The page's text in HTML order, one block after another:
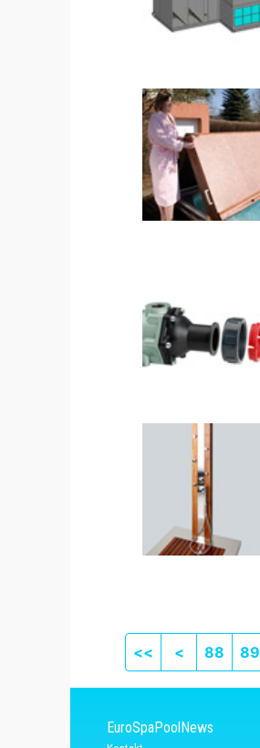
<< First page
<Previous
88 89
EuroSpaPoolNews